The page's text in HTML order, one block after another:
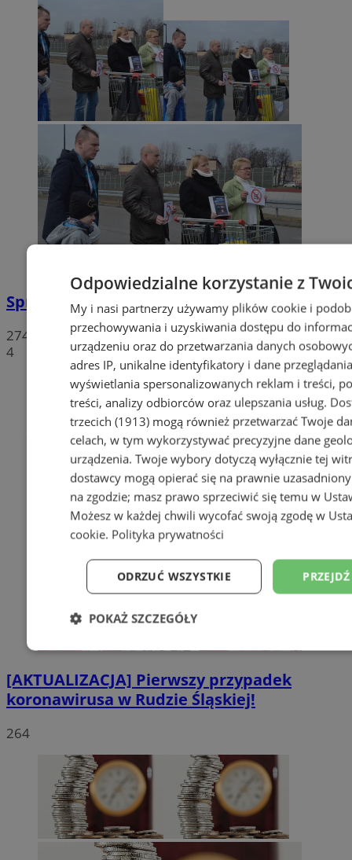
Sprzeciwiają się niedzieli wolnej od handlu
274
4
[AKTUALIZACJA] Pierwszy przypadek
koronawirusa w Rudzie Śląskiej!
264
Odpowiedzialne korzystanie z
My i nasi partnerzy używamy plików cookie i
przechowywania i uzyskiwania dostępu do
urządzeniu oraz do przetwarzania danych
adres IP, unikalne identyfikatory i dane
wyświetlania spersonalizowanych reklam i treści,
treści, analizy odbiorców oraz ulepszania usług.
trzecich (1913)mogą również przetwarzać Twoje
celach, w tym wykorzystywać precyzyjne dane
urządzenia. Twoje wybory dotyczą wyłącznie tej
dostawcy mogą opierać się na prawnie
na zgodzie; masz prawo sprzeciwić się temu w
Możesz w każdej chwili wycofać swoją zgodę w
cookie. Polityka prywatności
ODRZUĆ WSZYSTKIE
POKAŻ SZCZEGÓŁY
Niezbędne Wydajność Targetowanie
Niesklasyfikowane
Niezbędne Wydajność